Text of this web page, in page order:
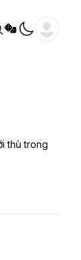
thù trong